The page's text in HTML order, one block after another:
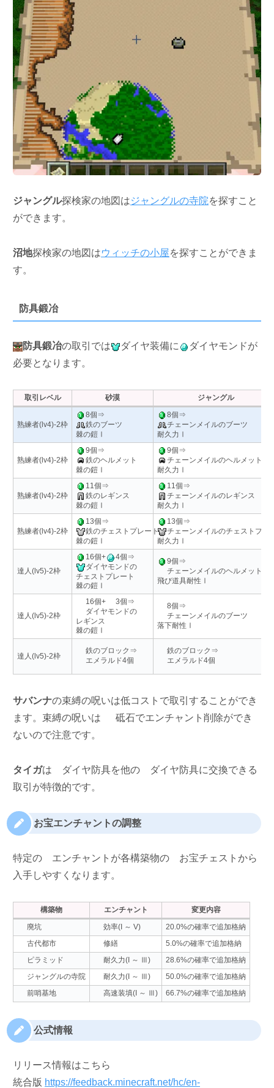
ジャングル探検家の地図はジャングルの寺院を探すこと
ができます。
沼地探検家の地図はウィッチの小屋を探すことができま
す。
防具鍛冶
防具鍛冶の取引では ダイヤ装備に
ダイヤモンドが
必要となります。
取引レベル 砂漠 ジャングル
熟練者(lv4)-2枠
8個⇒
鉄のブーツ
棘の鎧Ⅰ
8個⇒
チェーンメイルのブーツ
耐久力Ⅰ
熟練者(lv4)-2枠
9個⇒
鉄のヘルメット
棘の鎧Ⅰ
9個⇒
チェーンメイルのヘルメット
耐久力Ⅰ
熟練者(lv4)-2枠
11個⇒
鉄のレギンス
棘の鎧Ⅰ
11個⇒
チェーンメイルのレギンス
耐久力Ⅰ
熟練者(lv4)-2枠
13個⇒
鉄のチェストプレート
棘の鎧Ⅰ
13個⇒
チェーンメイルのチェストプレ
耐久力Ⅰ
達人(lv5)-2枠
16個+
4個⇒
ダイヤモンドの
チェストプレート
棘の鎧Ⅰ
9個⇒
チェーンメイルのヘルメット
飛び道具耐性Ⅰ
達人(lv5)-2枠
16個+
3個⇒
ダイヤモンドの
レギンス
棘の鎧Ⅰ
8個⇒
チェーンメイルのブーツ
落下耐性Ⅰ
達人(lv5)-2枠
鉄のブロック⇒
エメラルド4個
鉄のブロック⇒
エメラルド4個
サバンナの束縛の呪いは低コストで取引することができ
ます。束縛の呪いは
砥石でエンチャント削除ができ
ないので注意です。
タイガは ダイヤ防具を他の
ダイヤ防具に交換できる
取引が特徴的です。
お宝エンチャントの調整
特定の エンチャントが各構築物の
お宝チェストから
入手しやすくなります。
構築物 エンチャント 変更内容
廃坑 効率(I ～ V) 20.0%の確率で追加格納
古代都市 修繕 5.0%の確率で追加格納
ピラミッド 耐久力(I ～ Ⅲ) 28.6%の確率で追加格納
ジャングルの寺院 耐久力(I ～ Ⅲ) 50.0%の確率で追加格納
前哨基地 高速装填(I ～ Ⅲ) 66.7%の確率で追加格納
公式情報
リリース情報はこちら
統合版 https://feedback.minecraft.net/hc/en-